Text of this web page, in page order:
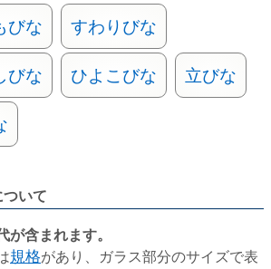
びな すわりびな
びな ひよこびな 立びな
いて
が含まれます。
規格があり、ガラス部分のサイズで表